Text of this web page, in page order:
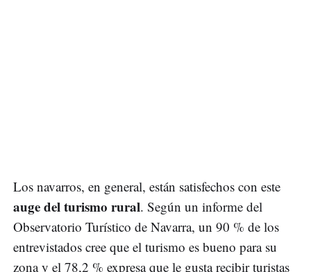
Los navarros, en general, están satisfechos con este
auge del turismo rural. Según un informe del
Observatorio Turístico de Navarra, un 90 % de los
entrevistados cree que el turismo es bueno para su
zona y el 78,2 % expresa que le gusta recibir turistas